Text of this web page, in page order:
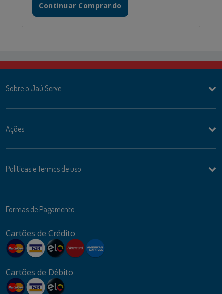
Continuar Comprando
Sobre o Jaú Serve
Ações
Politicas e Termos de uso
Formas de Pagamento
Cartões de Crédito
Cartões de Débito